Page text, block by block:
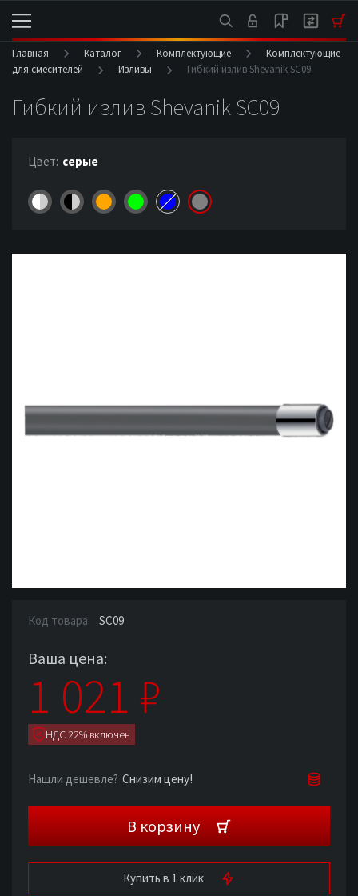
Главная Каталог Комплектующие
Комплектующие
для смесителей
Изливы Гибкий излив Shevanik SC09
Гибкий излив Shevanik SC09
Цвет: серые
Код товара: SC09
Ваша цена:
1 021 ₽
НДС 22% включен
Нашли дешевле? Снизим цену!
В корзину
Купить в 1 клик